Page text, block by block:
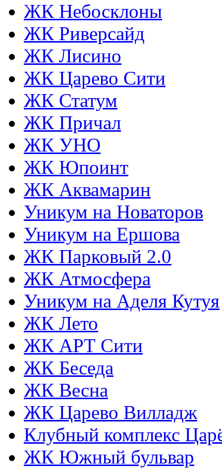
ЖК Небосклоны
ЖК Риверсайд
ЖК Лисино
ЖК Царево Сити
ЖК Статум
ЖК Причал
ЖК УНО
ЖК Юпоинт
ЖК Аквамарин
Уникум на Новаторов
Уникум на Ершова
ЖК Парковый 2.0
ЖК Атмосфера
Уникум на Аделя Кутуя
ЖК Лето
ЖК АРТ Сити
ЖК Беседа
ЖК Весна
ЖК Царево Вилладж
Клубный комплекс
ЖК Южный бульвар